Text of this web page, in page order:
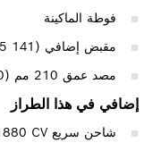
فوطة الماكينة
مقبض إضافي (‎2 602 025 141)
مصد عمق 210 مم (‎1 613 001 010)
إضافي في هذا الطراز
شاحن سريع GAL 1880 CV ‏(‎1 600 A00 B8G)